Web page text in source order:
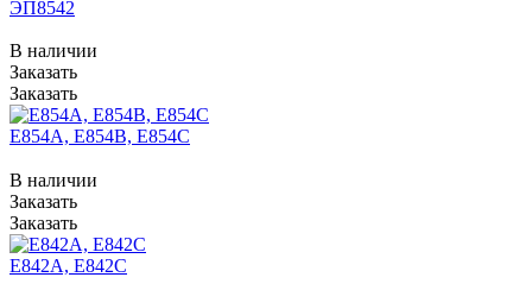
ЭП8542
В наличии
Заказать
Заказать
Е854А, Е854В, Е854С
В наличии
Заказать
Заказать
Е842А, Е842С